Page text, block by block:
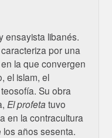
ensayista libanés.
por una
la que convergen
el islam, el
Su obra
El profeta tuvo
en la contracultura
años sesenta.